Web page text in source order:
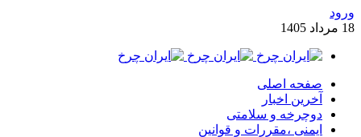
ورود
18 مرداد 1405
صفحه اصلی
آخرین اخبار
دوچرخه و سلامتی
ایمنی ،مقررات و قوانین